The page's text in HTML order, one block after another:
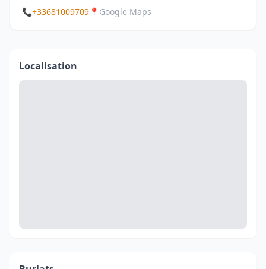
📞+33681009709 📍 Google Maps
Localisation